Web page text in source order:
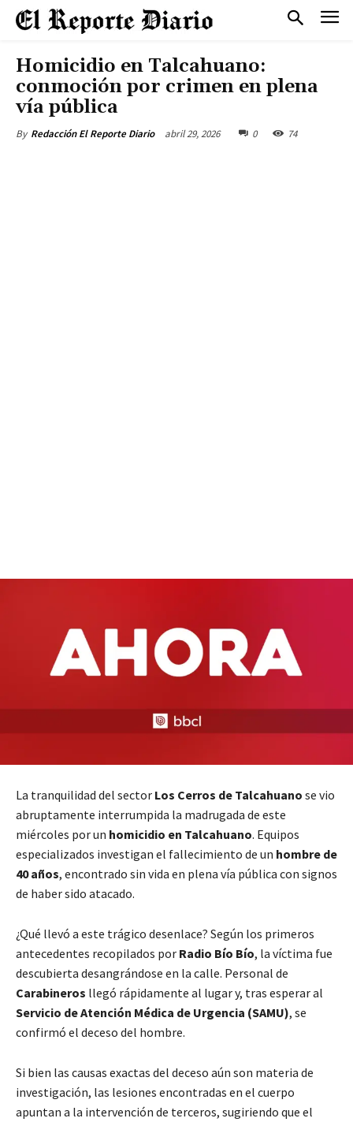
Homicidio en Talcahuano:
conmoción por crimen en plena
vía pública
By Redacción El Reporte Diario abril 29, 2026 0 74
La tranquilidad del sector Los Cerros de Talcahuano se vio
abruptamente interrumpida la madrugada de este
miércoles por un homicidio en Talcahuano. Equipos
especializados investigan el fallecimiento de un hombre de
40 años, encontrado sin vida en plena vía pública con signos
de haber sido atacado.
¿Qué llevó a este trágico desenlace? Según los primeros
antecedentes recopilados por Radio Bío Bío, la víctima fue
descubierta desangrándose en la calle. Personal de
Carabineros llegó rápidamente al lugar y, tras esperar al
Servicio de Atención Médica de Urgencia (SAMU), se
confirmó el deceso del hombre.
Si bien las causas exactas del deceso aún son materia de
investigación, las lesiones encontradas en el cuerpo
apuntan a la intervención de terceros, sugiriendo que el